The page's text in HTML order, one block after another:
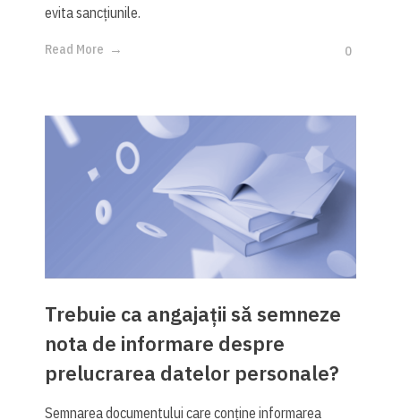
evita sancțiunile.
Read More 0
Trebuie ca angajații să semneze
nota de informare despre
prelucrarea datelor personale?
Semnarea documentului care conține informarea